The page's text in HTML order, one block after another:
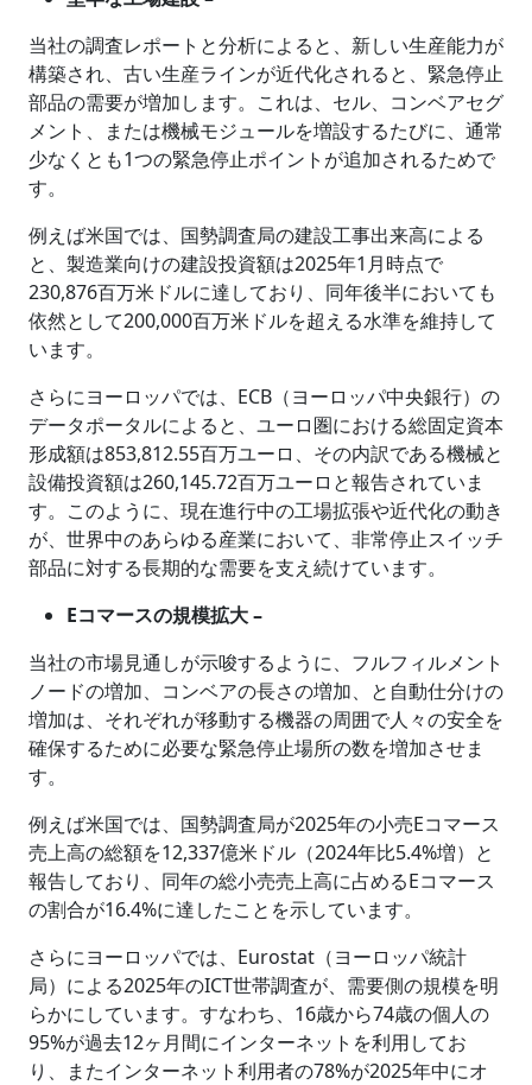
当社の調査レポートと分析によると、新しい生産能力が
構築され、古い生産ラインが近代化されると、緊急停止
部品の需要が増加します。これは、セル、コンベアセグ
メント、または機械モジュールを増設するたびに、通常
少なくとも1つの緊急停止ポイントが追加されるためで
す。
例えば米国では、国勢調査局の建設工事出来高による
と、製造業向けの建設投資額は2025年1月時点で
230,876百万米ドルに達しており、同年後半においても
依然として200,000百万米ドルを超える水準を維持して
います。
さらにヨーロッパでは、ECB（ヨーロッパ中央銀行）の
データポータルによると、ユーロ圏における総固定資本
形成額は853,812.55百万ユーロ、その内訳である機械と
設備投資額は260,145.72百万ユーロと報告されていま
す。このように、現在進行中の工場拡張や近代化の動き
が、世界中のあらゆる産業において、非常停止スイッチ
部品に対する長期的な需要を支え続けています。
Eコマースの規模拡大 –
当社の市場見通しが示唆するように、フルフィルメント
ノードの増加、コンベアの長さの増加、と自動仕分けの
増加は、それぞれが移動する機器の周囲で人々の安全を
確保するために必要な緊急停止場所の数を増加させま
す。
例えば米国では、国勢調査局が2025年の小売Eコマース
売上高の総額を12,337億米ドル（2024年比5.4%増）と
報告しており、同年の総小売売上高に占めるEコマース
の割合が16.4%に達したことを示しています。
さらにヨーロッパでは、Eurostat（ヨーロッパ統計
局）による2025年のICT世帯調査が、需要側の規模を明
らかにしています。すなわち、16歳から74歳の個人の
95%が過去12ヶ月間にインターネットを利用してお
り、またインターネット利用者の78%が2025年中にオ